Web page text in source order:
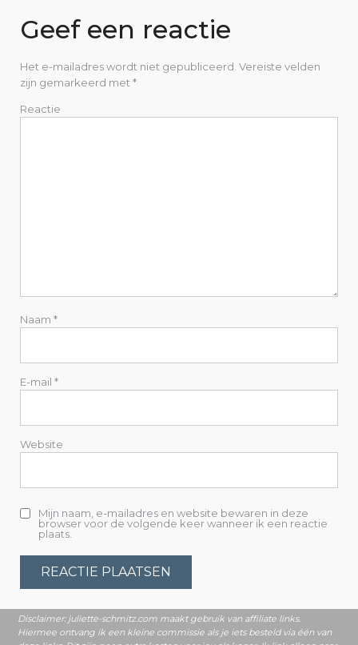
i
c
h
t
a
i
Geef een reactie
Het e-mailadres wordt niet gepubliceerd. Vereiste velden
zijn gemarkeerd met *
Reactie
Naam *
E-mail *
Website
Mijn naam, e-mailadres en website bewaren in deze
browser voor de volgende keer wanneer ik een reactie
plaats.